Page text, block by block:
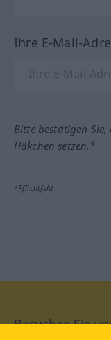
Ihre E-Mail-
Bitte bestätigen Sie,
Häkchen setzen.*
*Pflichtfeld
Besuchen Sie